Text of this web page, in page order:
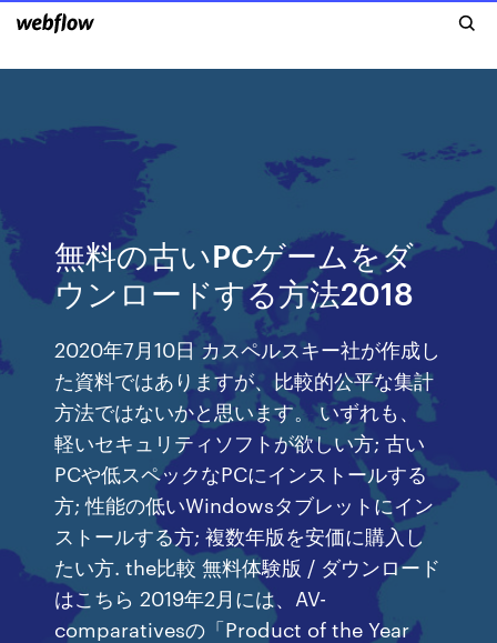
無料の古いPCゲームをダ
ウンロードする方法2018
2020年7月10日 カスペルスキー社が作成し
た資料ではありますが、比較的公平な集計
方法ではないかと思います。 いずれも、
軽いセキュリティソフトが欲しい方; 古い
PCや低スペックなPCにインストールする
方; 性能の低いWindowsタブレットにイン
ストールする方; 複数年版を安価に購入し
たい方. the比較 無料体験版 / ダウンロード
はこちら 2019年2月には、AV-
comparativesの「Product of the Year